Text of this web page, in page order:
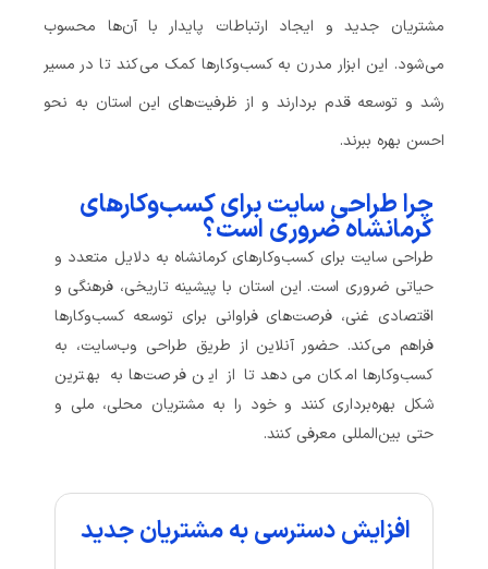
مشتریان جدید و ایجاد ارتباطات پایدار با آن‌ها محسوب
می‌شود. این ابزار مدرن به کسب‌وکارها کمک می‌کند تا در مسیر
رشد و توسعه قدم بردارند و از ظرفیت‌های این استان به نحو
احسن بهره ببرند.
چرا طراحی سایت برای کسب‌وکارهای
کرمانشاه ضروری است؟
طراحی سایت برای کسب‌وکارهای کرمانشاه به دلایل متعدد و
حیاتی ضروری است. این استان با پیشینه تاریخی، فرهنگی و
اقتصادی غنی، فرصت‌های فراوانی برای توسعه کسب‌وکارها
فراهم می‌کند. حضور آنلاین از طریق طراحی وب‌سایت، به
کسب‌وکارها امکان می‌دهد تا از این فرصت‌ها به بهترین
شکل بهره‌برداری کنند و خود را به مشتریان محلی، ملی و
حتی بین‌المللی معرفی کنند.
افزایش دسترسی به مشتریان جدید